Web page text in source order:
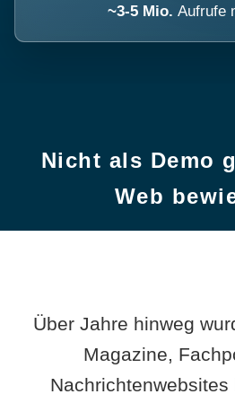
~3-5 Mio. Aufrufe
Nicht als Demo
Web
Über Jahre hinweg
Magazine,
Nachrichtenwebsites